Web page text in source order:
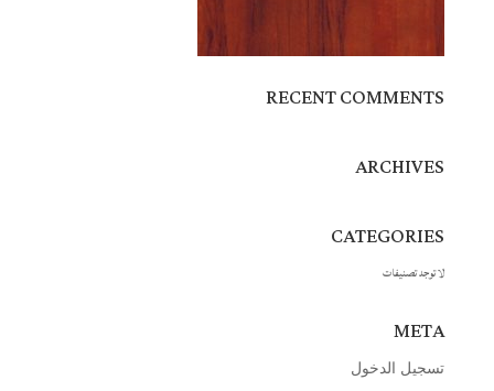
RECENT COMMENTS
ARCHIVES
CATEGORIES
لا توجد تصنيفات
META
تسجيل الدخول